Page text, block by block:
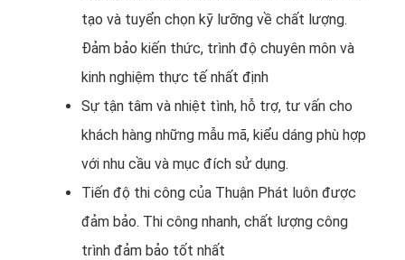
tạo và tuyển chọn kỹ lưỡng về chất lượng.
Đảm bảo kiến thức, trình độ chuyên môn và
kinh nghiệm thực tế nhất định
Sự tận tâm và nhiệt tình, hỗ trợ, tư vấn cho
khách hàng những mẫu mã, kiểu dáng phù hợp
với nhu cầu và mục đích sử dụng.
Tiến độ thi công của Thuận Phát luôn được
đảm bảo. Thi công nhanh, chất lượng công
trình đảm bảo tốt nhất